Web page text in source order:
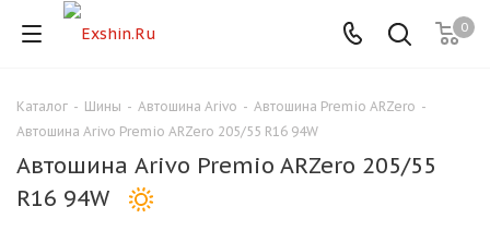
0
Каталог - Шины - Автошина Arivo - Автошина Premio ARZero -
Автошина Arivo Premio ARZero 205/55 R16 94W
Автошина Arivo Premio ARZero 205/55
R16 94W
Для клиентов всех банков
Разбейте
оплатуна части